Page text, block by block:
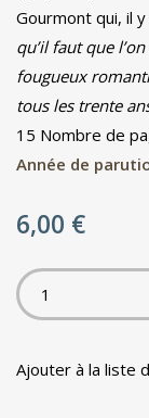
Gourmont qui, il
qu’il faut que
fougueux
tous les trente
15 Nombre de
Année de
6,00 €
Ajouter à la liste